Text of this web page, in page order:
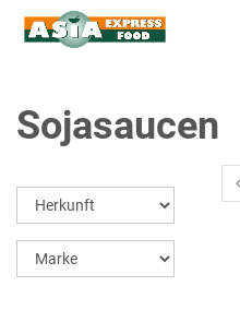
Sojasaucen